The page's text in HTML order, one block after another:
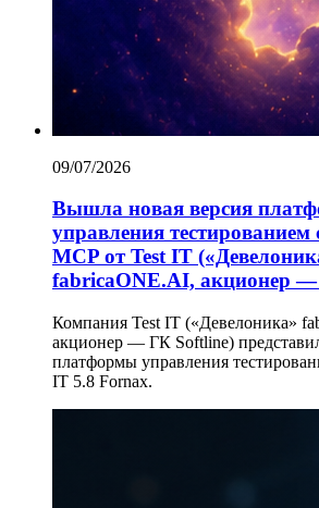
09/07/2026
Вышла новая версия
управления тестированием
MCP от Test IT
fabricaONE.AI, акционер
Компания Test IT («Девелоника»
акционер — ГК Softline)
платформы управления
IT 5.8 Fornax.